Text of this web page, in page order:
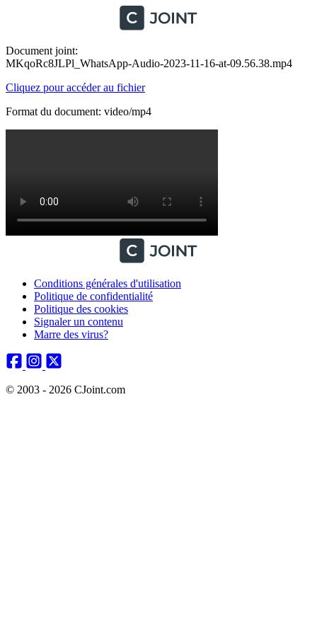
Document joint:
MKqoRc8JLPl_WhatsApp-Audio-2023-11-16-at-09.56.38.mp4
Cliquez pour accéder au fichier
Format du document: video/mp4
Conditions générales d'utilisation
Politique de confidentialité
Politique des cookies
Signaler un contenu
Marre des virus?
© 2003 - 2026 CJoint.com